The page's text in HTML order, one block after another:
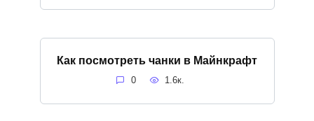
Как посмотреть чанки в Майнкрафт
0 1.6к.